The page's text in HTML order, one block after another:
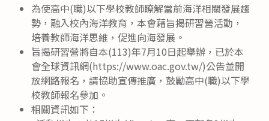
為使高中(職)以下學校教師瞭解當前海洋相關發展趨
勢，融入校內海洋教育，本會藉旨揭研習營活動，
培養教師海洋思維，促進向海發展。
旨揭研習營將自本(113)年7月10日起舉辦，已於本
會全球資訊網(https://www.oac.gov.tw/)公告並開
放網路報名，請協助宣傳推廣，鼓勵高中(職)以下學
校教師報名參加。
相關資訊如下：